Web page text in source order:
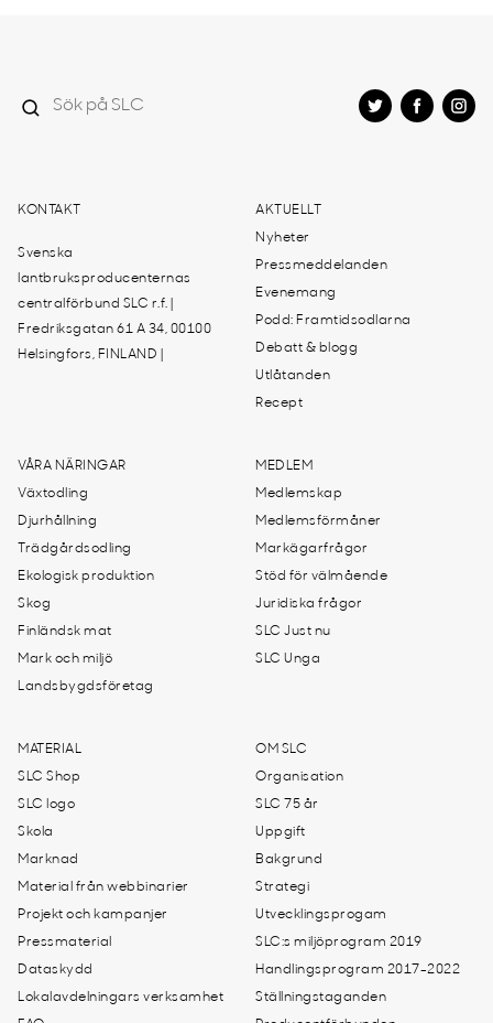
KONTAKT
Svenska
lantbruksproducenternas
centralförbund SLC r.f. |
Fredriksgatan 61 A 34, 00100
Helsingfors, FINLAND |
AKTUELLT
Nyheter
Pressmeddelanden
Evenemang
Podd: Framtidsodlarna
Debatt & blogg
Utlåtanden
Recept
VÅRA NÄRINGAR
Växtodling
Djurhållning
Trädgårdsodling
Ekologisk produktion
Skog
Finländsk mat
Mark och miljö
Landsbygdsföretag
MEDLEM
Medlemskap
Medlemsförmåner
Markägarfrågor
Stöd för välmående
Juridiska frågor
SLC Just nu
SLC Unga
MATERIAL
SLC Shop
SLC logo
Skola
Marknad
Material från webbinarier
Projekt och kampanjer
Pressmaterial
Dataskydd
Lokalavdelningars verksamhet
OM SLC
Organisation
SLC 75 år
Uppgift
Bakgrund
Strategi
Utvecklingsprogam
SLC:s miljöprogram 2019
Handlingsprogram 2017-2022
Ställningstaganden